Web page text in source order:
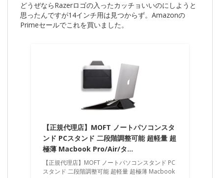
どうぜならRazerロゴの入ったカッチョいいのにしようと
思ったんですが14インチ用は見つからず。Amazonの
Primeセールでこれを買いました。
【正規代理店】MOFT ノートパソコンスタ
ンド PCスタンド 二段階調整可能 超軽量 超
極薄 Macbook Pro/Air/タ…
【正規代理店】MOFT ノートパソコンスタンド PC
スタンド 二段階調整可能 超軽量 超極薄 Macbook